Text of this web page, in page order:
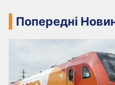
Попередні